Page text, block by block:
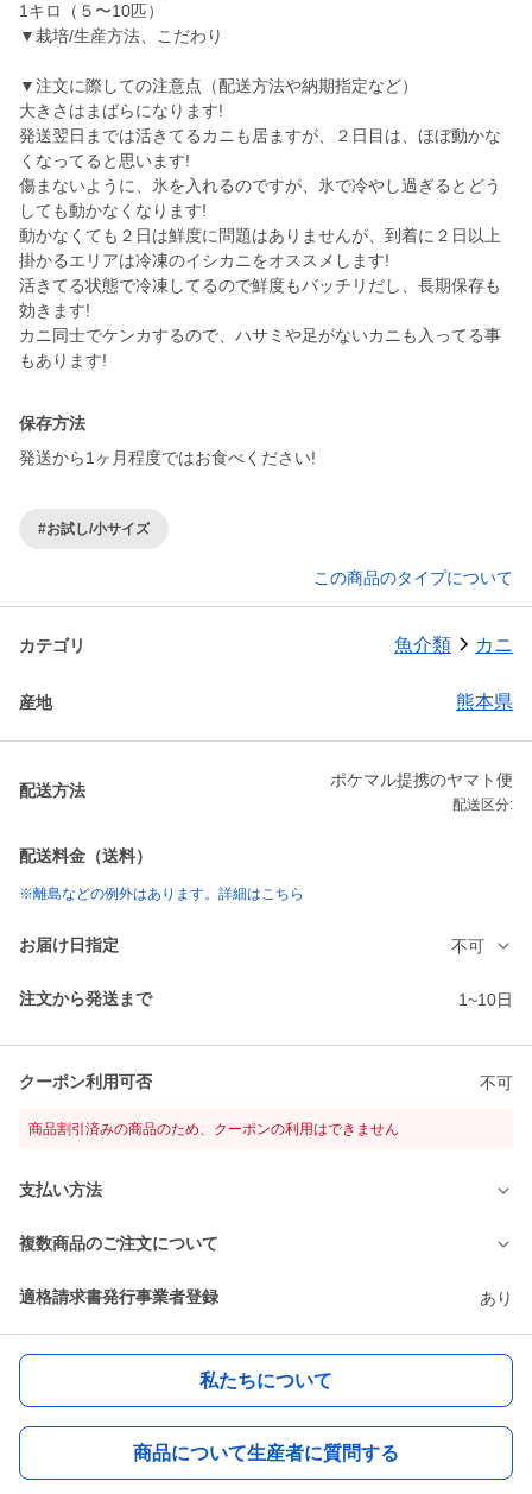
1キロ（５〜10匹）
▼栽培/生産方法、こだわり
▼注文に際しての注意点（配送方法や納期指定など）
大きさはまばらになります!
発送翌日までは活きてるカニも居ますが、２日目は、ほぼ動かな
くなってると思います!
傷まないように、氷を入れるのですが、氷で冷やし過ぎるとどう
しても動かなくなります!
動かなくても２日は鮮度に問題はありませんが、到着に２日以上
掛かるエリアは冷凍のイシカニをオススメします!
活きてる状態で冷凍してるので鮮度もバッチリだし、長期保存も
効きます!
カニ同士でケンカするので、ハサミや足がないカニも入ってる事
もあります!
保存方法
発送から1ヶ月程度ではお食べください!
#お試し/小サイズ
この商品のタイプについて
カテゴリ 魚介類 カニ
産地 熊本県
配送方法
ポケマル提携のヤマト便
配送区分:
配送料金（送料）
※離島などの例外はあります。詳細はこちら
お届け日指定 不可
注文から発送まで 1~10日
クーポン利用可否 不可
商品割引済みの商品のため、クーポンの利用はできません
支払い方法
複数商品のご注文について
適格請求書発行事業者登録 あり
私たちについて
商品について生産者に質問する